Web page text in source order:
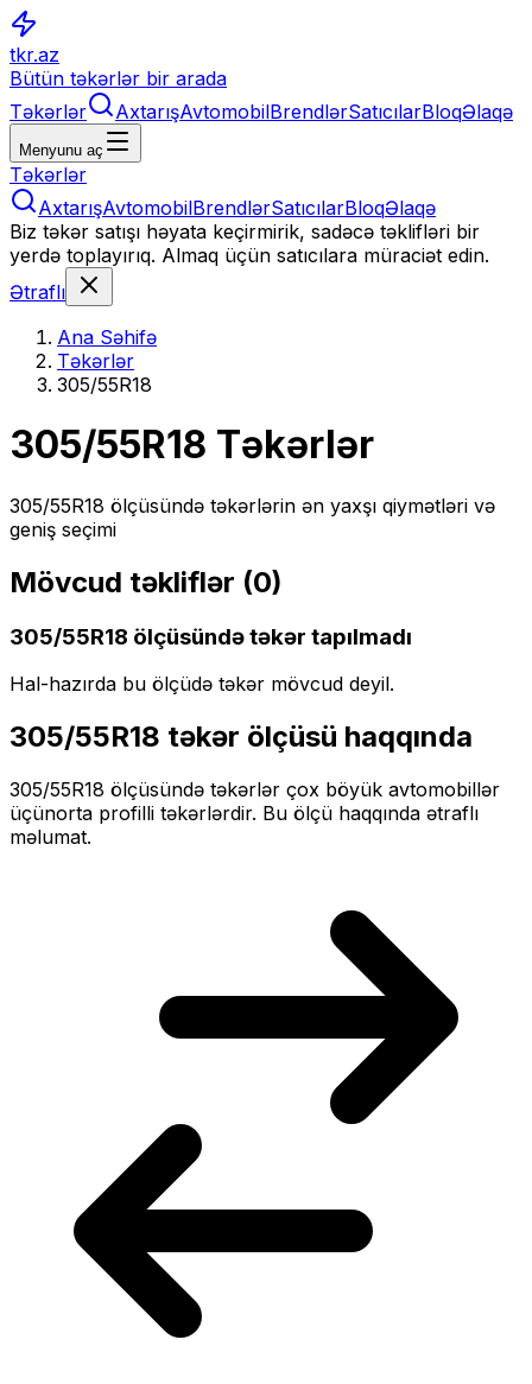
tkr.az
Bütün təkərlər bir arada
Təkərlər
AxtarışAvtomobilBrendlərSatıcılarBloqƏlaqə
Menyunu aç
Təkərlər
AxtarışAvtomobilBrendlərSatıcılarBloqƏlaqə
Biz təkər satışı həyata keçirmirik, sadəcə təklifləri bir
yerdə toplayırıq. Almaq üçün satıcılara müraciət edin.
Ətraflı
Ana Səhifə
Təkərlər
305/55R18
305/55R18 Təkərlər
305/55R18 ölçüsündə təkərlərin ən yaxşı qiymətləri və
geniş seçimi
Mövcud təkliflər (0)
305/55R18 ölçüsündə təkər tapılmadı
Hal-hazırda bu ölçüdə təkər mövcud deyil.
305/55R18 təkər ölçüsü haqqında
305/55R18 ölçüsündə təkərlər çox böyük avtomobillər
üçünorta profilli təkərlərdir. Bu ölçü haqqında ətraflı
məlumat.